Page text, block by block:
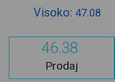
Visoko: 47.08
46.38
Prodaj